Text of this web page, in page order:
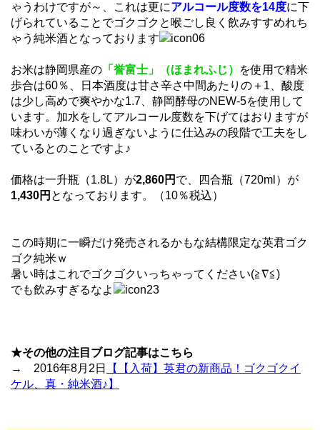
ゃうわけですが～、これは更にアルコール度数を14度に下
げられていることでゴクゴクと喉ごし良く飲みすすめれち
ゃう純米酒となっております
お米は静岡県産の 「誉富士」（ほまれふじ）
を使用で精米
歩合は60％、日本酒度は甘さ辛さ中間あたりの＋1、酸度
は少し高めで爽やかな1.7、静岡酵母のNEW-5を使用して
います。加水をしてアルコール度数を下げてはおりますが
味わいが薄くなり過ぎないように仕込みの段階で工夫をし
ているとのことですよ♪
価格は一升瓶（1.8L）が2,860円 で、四合瓶（720ml）が
1,430円 となっております。（10％税込）
この時期に一瞬だけ発売されるかもな結構限定な英君ゴク
ゴク純米ｗ
暑い時はこれでゴクゴクいっちゃってください(≧∇≦)
でも飲みすぎるなよ
★その他の注目ブログ記事はこちら
→ 2016年8月2日
【【入荷】英君の新商品！ゴクゴクイ
ケル、真・純米酒♪】